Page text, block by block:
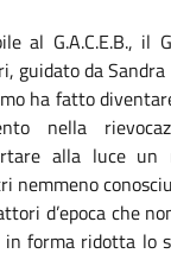
al G.A.C.E.B., il
guidato da Sandra
ha fatto
nella
alla luce un
nemmeno
d’epoca che
forma ridotta lo